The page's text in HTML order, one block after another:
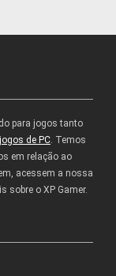
para jogos tanto
jogos de PC. Temos
em relação ao
acessem a nossa
sobre o XP Gamer.